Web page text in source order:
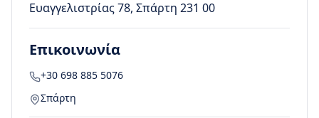
Ευαγγελιστρίας 78, Σπάρτη 231 00
Επικοινωνία
+30 698 885 5076
Σπάρτη